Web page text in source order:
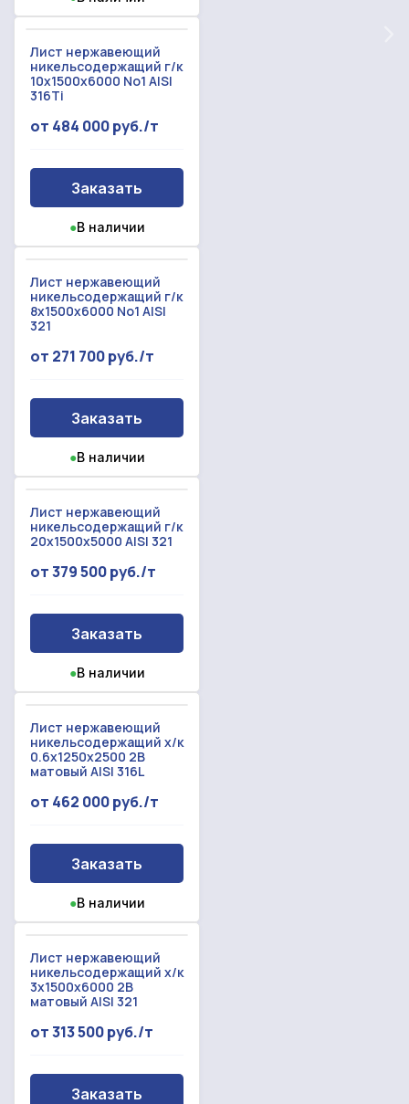
Лист нержавеющий
никельсодержащий г/к
10x1500x6000 No1 AISI
316Ti
от 484 000 руб./т
Заказать
●В наличии
Лист нержавеющий
никельсодержащий г/к
8x1500x6000 No1 AISI
321
от 271 700 руб./т
Заказать
●В наличии
Лист нержавеющий
никельсодержащий г/к
20x1500x5000 AISI 321
от 379 500 руб./т
Заказать
●В наличии
Лист нержавеющий
никельсодержащий х/к
0.6x1250x2500 2B
матовый AISI 316L
от 462 000 руб./т
Заказать
●В наличии
Лист нержавеющий
никельсодержащий х/к
3x1500x6000 2B
матовый AISI 321
от 313 500 руб./т
Заказать
Отправить запрос
нашим товарам и актуальным ценам на
Форма отправлена,
спасибо!
Форма не отправлена!